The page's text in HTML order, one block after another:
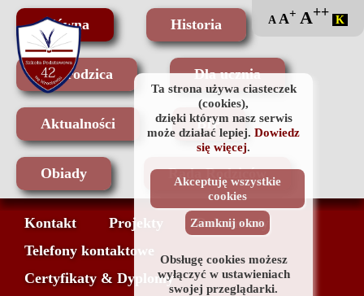
Główna Historia
Dla rodzica Dla ucznia
Aktualności BIP
Obiady Rada Rodziców
A A+ A++ K
Kontakt Projekty
Dokumenty
Telefony kontaktowe
Certyfikaty & Dyplomy
Ta strona używa ciasteczek
(cookies),
dzięki którym nasz serwis
może działać lepiej. Dowiedz
się więcej.
Akceptuję wszystkie
cookies
Zamknij okno
Obsługę cookies możesz
wyłączyć w ustawieniach
swojej przeglądarki.